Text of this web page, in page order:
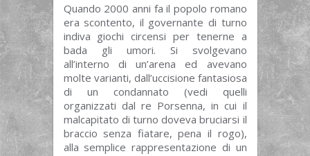
Quando 2000 anni fa il popolo romano
era scontento, il governante di turno
indiva giochi circensi per tenerne a
bada gli umori. Si svolgevano
all’interno di un’arena ed avevano
molte varianti, dall’uccisione fantasiosa
di un condannato (vedi quelli
organizzati dal re Porsenna, in cui il
malcapitato di turno doveva bruciarsi il
braccio senza fiatare, pena il rogo),
alla semplice rappresentazione di un